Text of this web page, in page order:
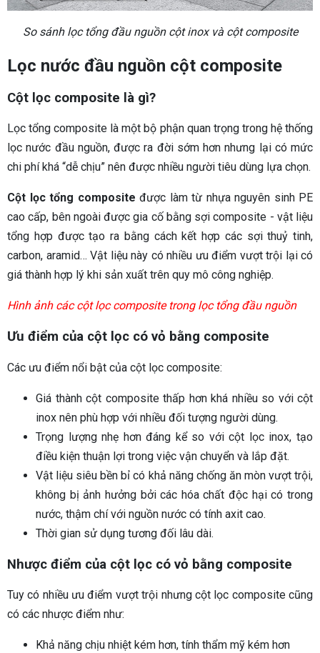
So sánh lọc tổng đầu nguồn cột inox và cột composite
Lọc nước đầu nguồn cột composite
Cột lọc composite là gì?
Lọc tổng composite là một bộ phận quan trọng trong hệ thống
lọc nước đầu nguồn, được ra đời sớm hơn nhưng lại có mức
chi phí khá “dễ chịu” nên được nhiều người tiêu dùng lựa chọn.
Cột lọc tổng composite được làm từ nhựa nguyên sinh PE
cao cấp, bên ngoài được gia cố bằng sợi composite - vật liệu
tổng hợp được tạo ra bằng cách kết hợp các sợi thuỷ tinh,
carbon, aramid… Vật liệu này có nhiều ưu điểm vượt trội lại có
giá thành hợp lý khi sản xuất trên quy mô công nghiệp.
Hình ảnh các cột lọc composite trong lọc tổng đầu nguồn
Ưu điểm của cột lọc có vỏ bằng composite
Các ưu điểm nổi bật của cột lọc composite:
Giá thành cột composite thấp hơn khá nhiều so với cột
inox nên phù hợp với nhiều đối tượng người dùng.
Trọng lượng nhẹ hơn đáng kể so với cột lọc inox, tạo
điều kiện thuận lợi trong việc vận chuyển và lắp đặt.
Vật liệu siêu bền bỉ có khả năng chống ăn mòn vượt trội,
không bị ảnh hưởng bởi các hóa chất độc hại có trong
nước, thậm chí với nguồn nước có tính axit cao.
Thời gian sử dụng tương đối lâu dài.
Nhược điểm của cột lọc có vỏ bằng composite
Tuy có nhiều ưu điểm vượt trội nhưng cột lọc composite cũng
có các nhược điểm như:
Khả năng chịu nhiệt kém hơn, tính thẩm mỹ kém hơn